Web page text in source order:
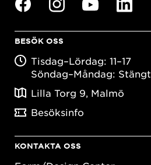
BESÖK OSS
Tisdag–Lördag: 11–17
Söndag–Måndag: Stängt
Lilla Torg 9, Malmö
Besöksinfo
KONTAKTA OSS